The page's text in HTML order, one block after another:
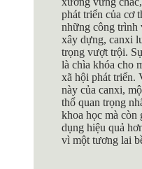
phát triển của cơ
những công trình
xây dựng, canxi
trọng vượt trội.
là chìa khóa cho
xã hội phát triển.
này của canxi,
thổ quan trọng
khoa học mà còn
dụng hiệu quả
vì một tương lai